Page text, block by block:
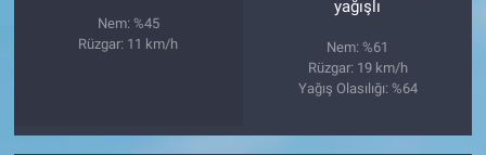
Nem: %45
Rüzgar: 11 km/h
yağışlı
Nem: %61
Rüzgar: 19 km/h
Yağış Olasılığı: %64